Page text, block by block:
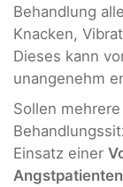
Behandlung
Knacken,
Dieses kann
unangenehm
Sollen
Einsatz einer
Angstpatienten